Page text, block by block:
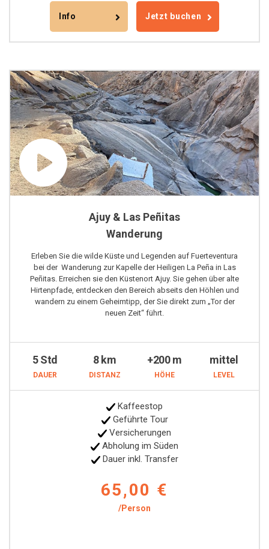
Info Jetzt buchen
Ajuy & Las Peñitas
Wanderung
Erleben Sie die wilde Küste und Legenden auf Fuerteventura
bei der Wanderung zur Kapelle der Heiligen La Peña in Las
Peñitas. Erreichen sie den Küstenort Ajuy. Sie gehen über alte
Hirtenpfade, entdecken den Bereich abseits den Höhlen und
wandern zu einem Geheimtipp, der Sie direkt zum „Tor der
neuen Zeit“ führt.
5 Std
DAUER
8 km
DISTANZ
+200 m
HÖHE
mittel
LEVEL
Kaffeestop
Geführte Tour
Versicherungen
Abholung im Süden
Dauer inkl. Transfer
65,00 €
/Person